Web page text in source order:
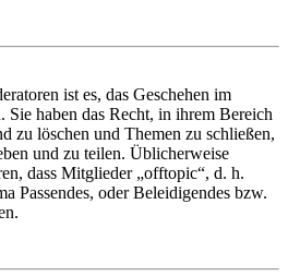
ist es, das Geschehen im
Sie haben das Recht, in ihrem Bereich
zu löschen und Themen zu schließen,
und zu teilen. Üblicherweise
dass Mitglieder „offtopic“, d. h.
Passendes, oder Beleidigendes bzw.